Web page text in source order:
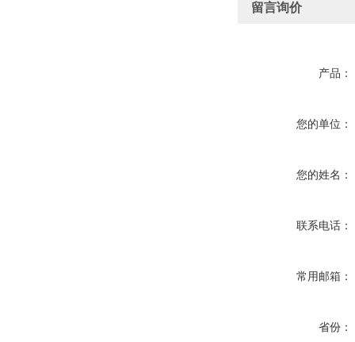
留言询价
产品：
您的单位：
您的姓名：
联系电话：
常用邮箱：
省份：